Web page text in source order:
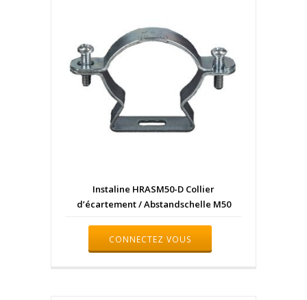
Instaline HRASM50-D Collier
d’écartement / Abstandschelle M50
CONNECTEZ VOUS